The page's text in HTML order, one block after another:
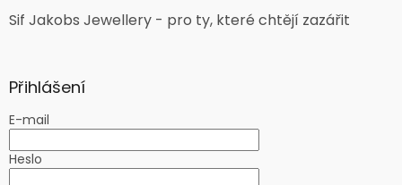
Sif Jakobs Jewellery - pro ty, které chtějí zazářit
Přihlášení
E-mail
Heslo